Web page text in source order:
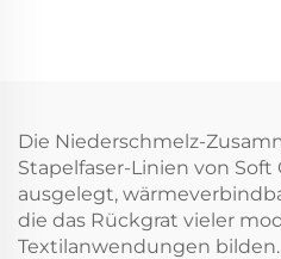
Die Niederschmelz-
Stapelfaser-Linien von Soft
ausgelegt,
die das Rückgrat vieler
Textilanwendungen